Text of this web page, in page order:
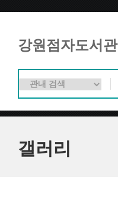
강원점자도서관
갤러리